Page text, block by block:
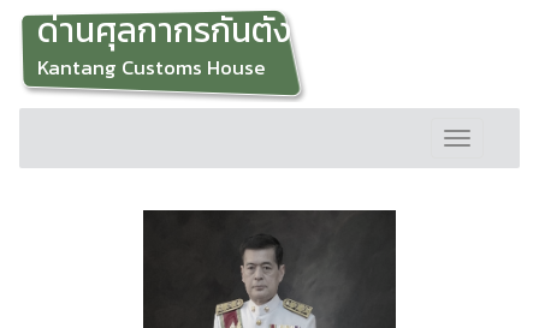
ด่านศุลกากรกันตัง
Kantang Customs House
Toggle
navigation